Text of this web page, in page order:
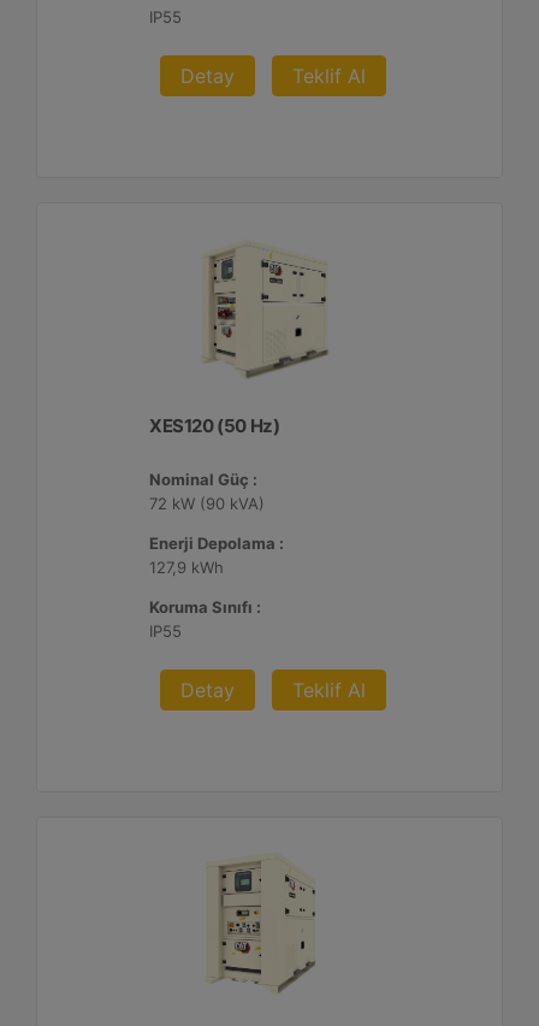
IP55
Detay Teklif Al
XES120 (50 Hz)
Nominal Güç :
72 kW (90 kVA)
Enerji Depolama :
127,9 kWh
Koruma Sınıfı :
IP55
Detay Teklif Al